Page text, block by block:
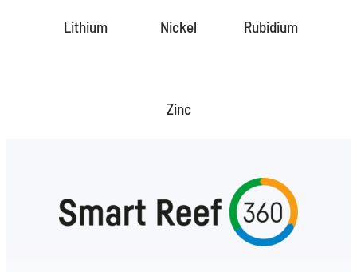
Lithium Nickel Rubidium
Zinc